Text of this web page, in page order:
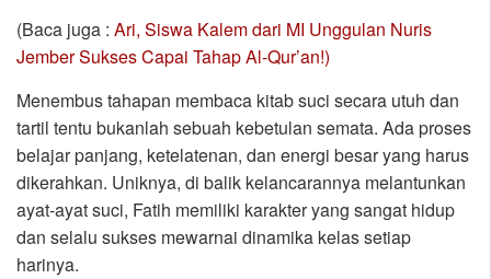
(Baca juga : Ari, Siswa Kalem dari MI Unggulan Nuris
Jember Sukses Capai Tahap Al-Qur’an!)
Menembus tahapan membaca kitab suci secara utuh dan
tartil tentu bukanlah sebuah kebetulan semata. Ada proses
belajar panjang, ketelatenan, dan energi besar yang harus
dikerahkan. Uniknya, di balik kelancarannya melantunkan
ayat-ayat suci, Fatih memiliki karakter yang sangat hidup
dan selalu sukses mewarnai dinamika kelas setiap
harinya.